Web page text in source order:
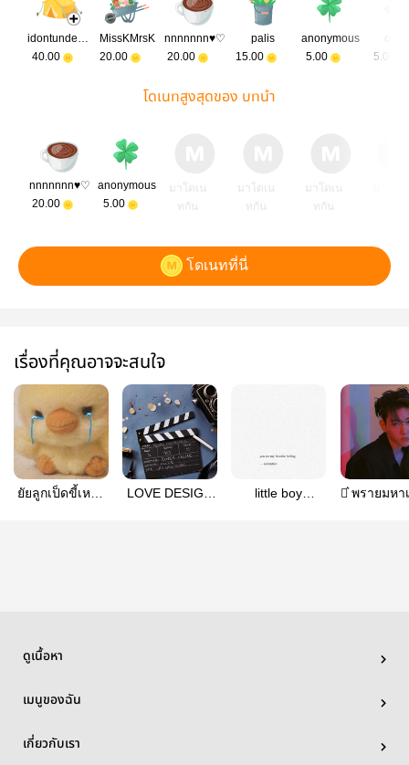
idontunderstand
40.00
MissKMrsK
20.00
nnnnnnn♥♡
20.00
palis
15.00
anonymous
5.00
5.00
โดเนทสูงสุดของ บทนำ
nnnnnnn♥♡
20.00
anonymous
5.00
มาโดเน
ทกัน
มาโดเน
ทกัน
มาโดเน
ทกัน
โดเนทที่นี่
เรื่องที่คุณอาจจะสนใจ
ยัยลูกเป็ดขี้เหร่ |
LOVE DESIGN
little boy
≃͛ พรายมหา
ดูเนื้อหา
เมนูของฉัน
เกี่ยวกับเรา